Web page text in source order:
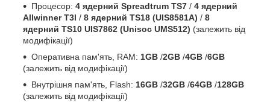
Процесор: 4 ядерний Spreadtrum TS7 / 4 ядерний
Allwinner T3l / 8 ядерний TS18 (UIS8581A) / 8
ядерний TS10 UIS7862 (Unisoc UMS512) (залежить від
модифікації)
Оперативна пам'ять, RAM: 1GB /2GB /4GB /6GB
(залежить від модифікації)
Внутрішня пам'ять, Flash: 16GB /32GB /64GB /128GB
(залежить від модифікації)